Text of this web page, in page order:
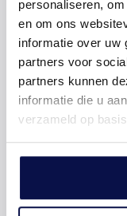
personaliseren,
en om ons
informatie over uw
partners voor
partners kunnen
informatie die u
verzameld op
2
Goede